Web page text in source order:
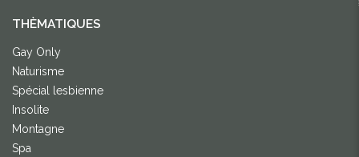
THÈMATIQUES
Gay Only
Naturisme
Spécial lesbienne
Insolite
Montagne
Spa